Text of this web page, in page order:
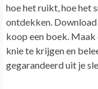
hoe het ruikt, hoe het
ontdekken.
koop een boek.
knie te krijgen en
gegarandeerd uit je